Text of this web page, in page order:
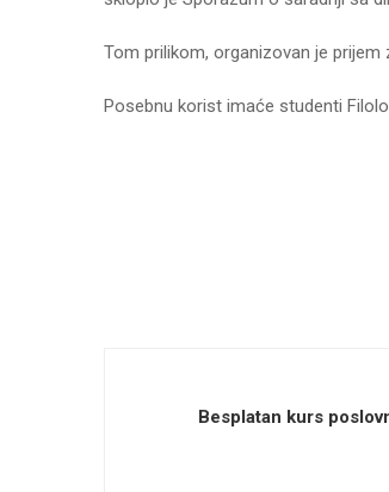
Tom prilikom, organizovan je
Posebnu korist imaće studenti
Besplatan kurs